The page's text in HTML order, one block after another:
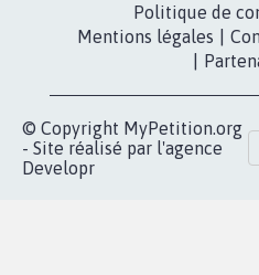
Politique de
Mentions légales
© Copyright MyPetition.org
- Site réalisé par l'agence
Developr